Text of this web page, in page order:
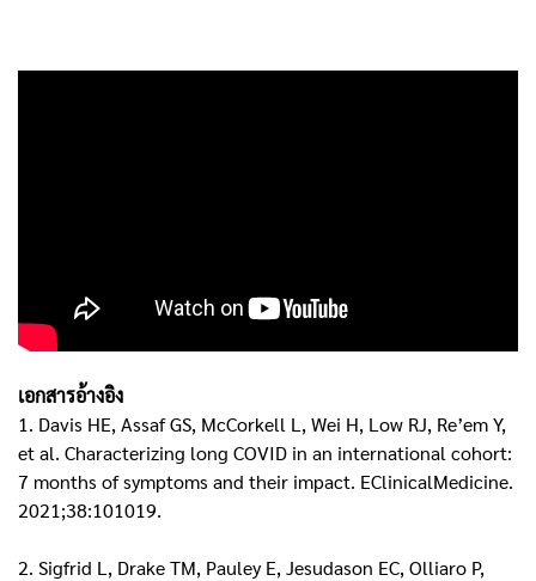
เอกสารอ้างอิง
1. Davis HE, Assaf GS, McCorkell L, Wei H, Low RJ, Re’em Y,
et al. Characterizing long COVID in an international cohort:
7 months of symptoms and their impact. EClinicalMedicine.
2021;38:101019.
2. Sigfrid L, Drake TM, Pauley E, Jesudason EC, Olliaro P,